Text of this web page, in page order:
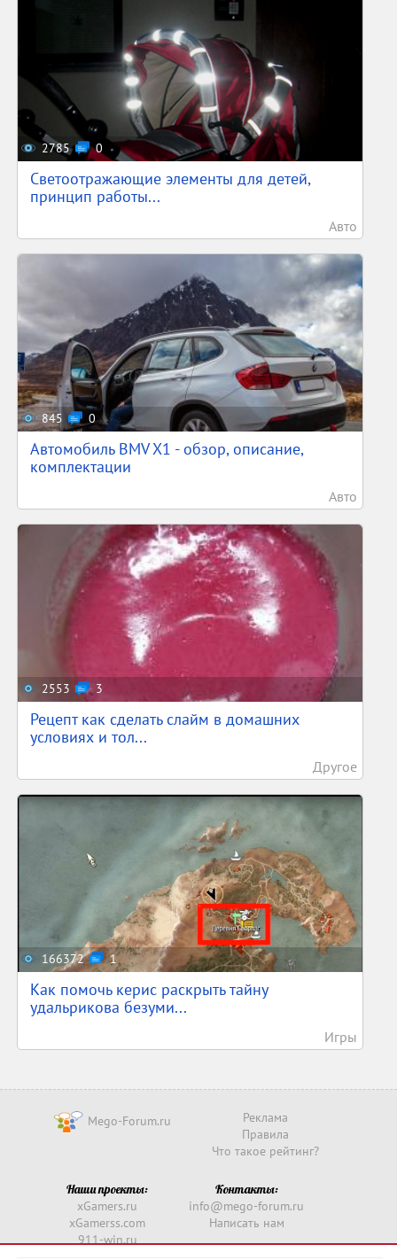
2785 0
Светоотражающие элементы для детей,
принцип работы...
Авто
845 0
Автомобиль BMV X1 - обзор, описание,
комплектации
Авто
2553 3
Рецепт как сделать слайм в домашних
условиях и тол...
Другое
166372 1
Как помочь керис раскрыть тайну
удальрикова безуми...
Игры
Mego-Forum.ru
Реклама
Правила
Что такое рейтинг?
Наши проекты:
xGamers.ru
xGamerss.com
911-win.ru
Контакты:
info@mego-forum.ru
Написать нам